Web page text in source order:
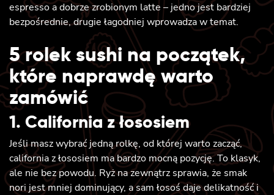
espresso a dobrze zrobionym latte – jedno jest bardziej
bezpośrednie, drugie łagodniej wprowadza w temat.
5 rolek sushi na początek,
które naprawdę warto
zamówić
1. California z łososiem
Jeśli masz wybrać jedną rolkę, od której warto zacząć,
california z łososiem ma bardzo mocną pozycję. To klasyk,
ale nie bez powodu. Ryż na zewnątrz sprawia, że smak
nori jest mniej dominujący, a sam łosoś daje delikatność i